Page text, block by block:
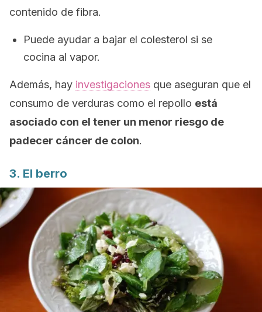
contenido de fibra.
Puede ayudar a bajar el colesterol si se
cocina al vapor.
Además, hay investigaciones que aseguran que el
consumo de verduras como el repollo está
asociado con el tener un menor riesgo de
padecer cáncer de colon.
3. El berro